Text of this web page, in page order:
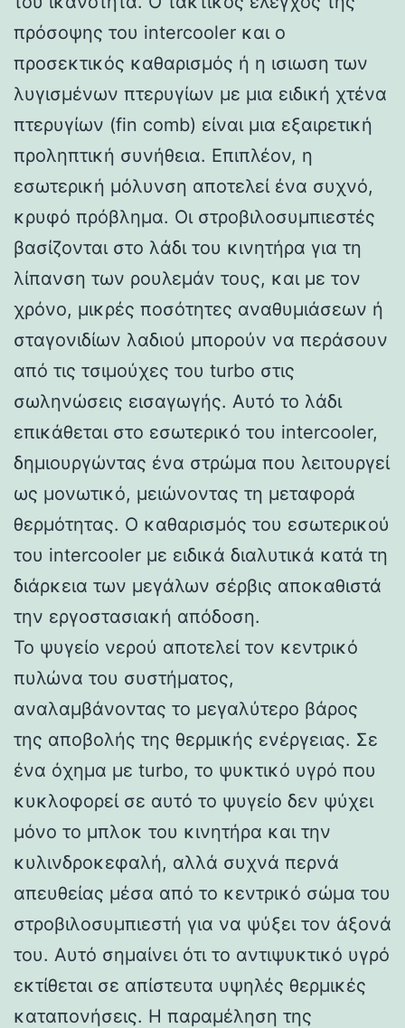
πρόσοψης του intercooler και ο
προσεκτικός καθαρισμός ή η ισιωση των
λυγισμένων πτερυγίων με μια ειδική χτένα
πτερυγίων (fin comb) είναι μια εξαιρετική
προληπτική συνήθεια. Επιπλέον, η
εσωτερική μόλυνση αποτελεί ένα συχνό,
κρυφό πρόβλημα. Οι στροβιλοσυμπιεστές
βασίζονται στο λάδι του κινητήρα για τη
λίπανση των ρουλεμάν τους, και με τον
χρόνο, μικρές ποσότητες αναθυμιάσεων ή
σταγονιδίων λαδιού μπορούν να περάσουν
από τις τσιμούχες του turbo στις
σωληνώσεις εισαγωγής. Αυτό το λάδι
επικάθεται στο εσωτερικό του intercooler,
δημιουργώντας ένα στρώμα που λειτουργεί
ως μονωτικό, μειώνοντας τη μεταφορά
θερμότητας. Ο καθαρισμός του εσωτερικού
του intercooler με ειδικά διαλυτικά κατά τη
διάρκεια των μεγάλων σέρβις αποκαθιστά
την εργοστασιακή απόδοση.
Το ψυγείο νερού αποτελεί τον κεντρικό
πυλώνα του συστήματος,
αναλαμβάνοντας το μεγαλύτερο βάρος
της αποβολής της θερμικής ενέργειας. Σε
ένα όχημα με turbo, το ψυκτικό υγρό που
κυκλοφορεί σε αυτό το ψυγείο δεν ψύχει
μόνο το μπλοκ του κινητήρα και την
κυλινδροκεφαλή, αλλά συχνά περνά
απευθείας μέσα από το κεντρικό σώμα του
στροβιλοσυμπιεστή για να ψύξει τον άξονά
του. Αυτό σημαίνει ότι το αντιψυκτικό υγρό
εκτίθεται σε απίστευτα υψηλές θερμικές
καταπονήσεις. Η παραμέληση της